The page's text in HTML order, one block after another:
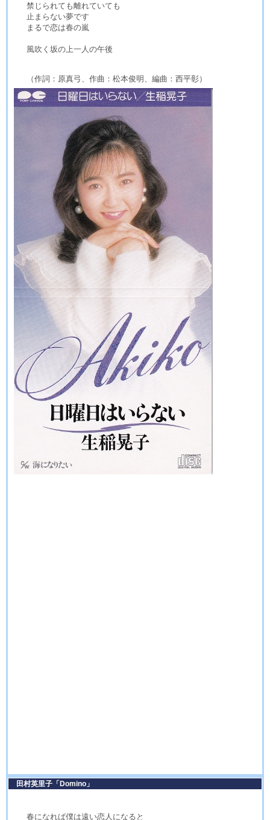
禁じられても離れていても
止まらない夢です
まるで恋は春の嵐
風吹く坂の上一人の午後
（作詞：原真弓、作曲：松本俊明、編曲：西平彰）
田村英里子「Domino」
春になれば僕は遠い恋人になると